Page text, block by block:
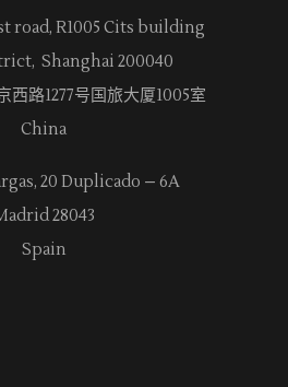
road, R1005 Cits building
Shanghai 200040
西路1277号国旅大厦1005室
China
20 Duplicado – 6A
28043
Spain